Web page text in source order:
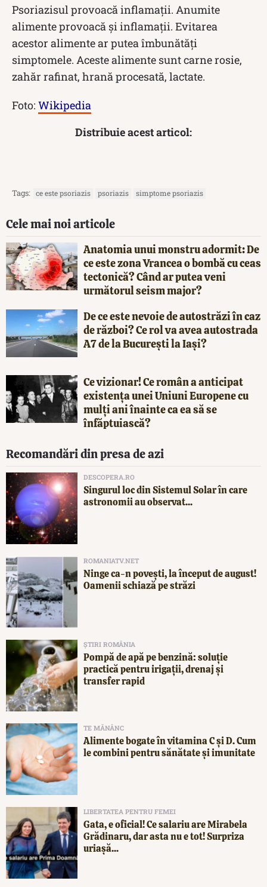
Psoriazisul provoacă inflamații. Anumite
alimente provoacă și inflamații. Evitarea
acestor alimente ar putea îmbunătăți
simptomele. Aceste alimente sunt carne rosie,
zahăr rafinat, hrană procesată, lactate.
Foto: Wikipedia
Distribuie acest articol:
Tags: ce este psoriazis psoriazis simptome psoriazis
Cele mai noi articole
Anatomia unui monstru adormit: De
ce este zona Vrancea o bombă cu ceas
tectonică? Când ar putea veni
următorul seism major?
De ce este nevoie de autostrăzi în caz
de război? Ce rol va avea autostrada
A7 de la București la Iași?
Ce vizionar! Ce român a anticipat
existența unei Uniuni Europene cu
mulți ani înainte ca ea să se
înfăptuiască?
Recomandări din presa de azi
DESCOPERA.RO
Singurul loc din Sistemul Solar în care
astronomii au observat...
ROMANIATV.NET
Ninge ca-n povești, la început de august!
Oamenii schiază pe străzi
ȘTIRI ROMÂNIA
Pompă de apă pe benzină: soluție
practică pentru irigații, drenaj și
transfer rapid
TE MĂNÂNC
Alimente bogate în vitamina C și D. Cum
le combini pentru sănătate și imunitate
LIBERTATEA PENTRU FEMEI
Gata, e oficial! Ce salariu are Mirabela
Grădinaru, dar asta nu e tot! Surpriza
uriașă...